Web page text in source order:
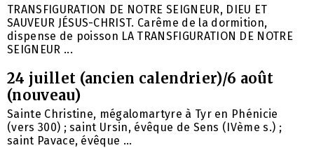
TRANSFIGURATION DE NOTRE SEIGNEUR, DIEU ET
SAUVEUR JÉSUS-CHRIST. Carême de la dormition,
dispense de poisson LA TRANSFIGURATION DE NOTRE
SEIGNEUR ...
24 juillet (ancien calendrier)/6 août
(nouveau)
Sainte Christine, mégalomartyre à Tyr en Phénicie
(vers 300) ; saint Ursin, évêque de Sens (IVème s.) ;
saint Pavace, évêque ...